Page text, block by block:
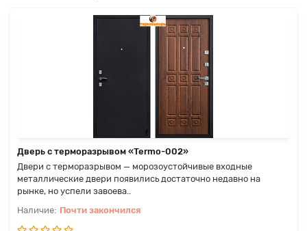
Дверь с терморазрывом «Termo-002»
Двери с терморазрывом — морозоустойчивые входные
металлические двери появились достаточно недавно на
рынке, но успели завоева..
Почти закончился